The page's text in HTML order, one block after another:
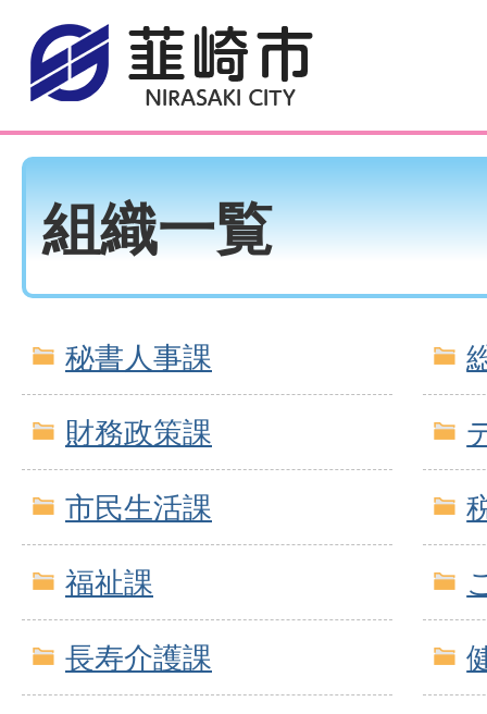
組織一覧
秘書人事課
財務政策課
市民生活課
福祉課
長寿介護課